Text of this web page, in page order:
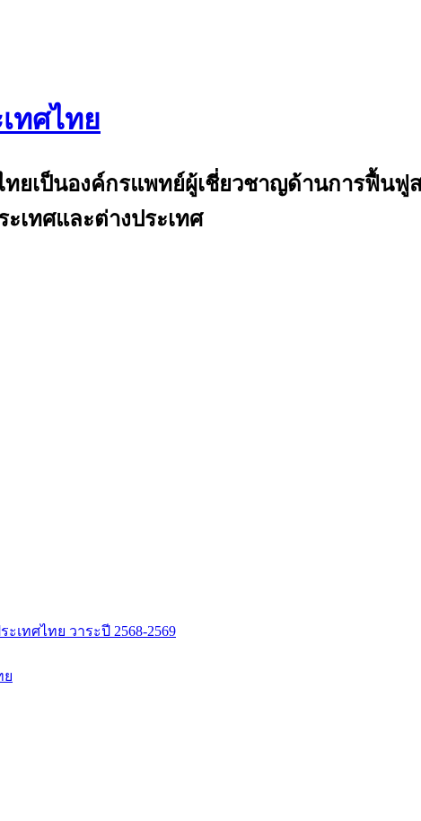
ทศไทย
ยเป็นองค์กรแพทย์ผู้เชี่ยวชาญด้านการฟื้นฟู
เทศและต่างประเทศ
ทศไทย วาระปี 2568-2569
ย